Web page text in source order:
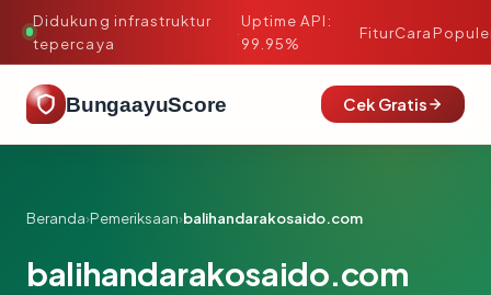
Didukung infrastruktur
tepercaya
·
Uptime API:
99.95%
FiturCara
BungaayuScore Cek Gratis
Beranda›Pemeriksaan›balihandarakosaido.com
balihandarakosaido.com